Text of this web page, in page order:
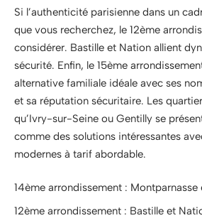
Si l’authenticité parisienne dans un
que vous recherchez, le 12ème
considérer. Bastille et Nation allient
sécurité. Enfin, le 15ème
alternative familiale idéale avec ses
et sa réputation sécuritaire. Les
qu’Ivry-sur-Seine ou Gentilly se
comme des solutions intéressantes
modernes à tarif abordable.
14ème arrondissement : Montparnasse
12ème arrondissement : Bastille et